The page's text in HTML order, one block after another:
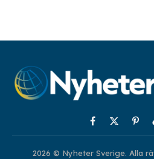
Facebook
X
(Twitter)
2026 © Nyheter Sverige. Alla